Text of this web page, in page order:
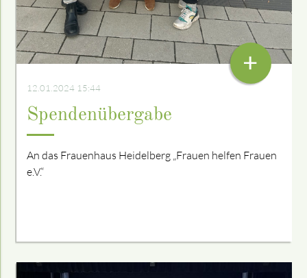
12.01.2024 15:44
Spendenübergabe
An das Frauenhaus Heidelberg „Frauen helfen Frauen
e.V.“
+